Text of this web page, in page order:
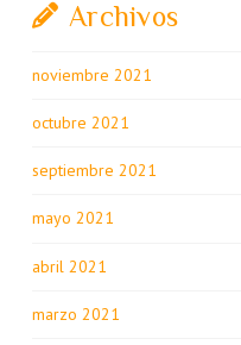
Archivos
noviembre 2021
octubre 2021
septiembre 2021
mayo 2021
abril 2021
marzo 2021